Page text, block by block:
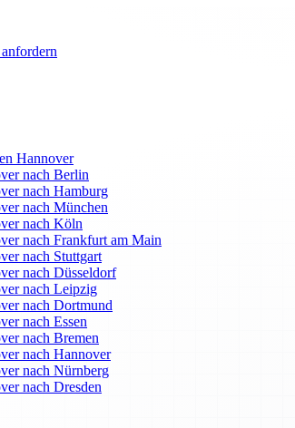
Hannover
nach Berlin
nach Hamburg
nach München
nach Köln
nach Frankfurt am Main
nach Stuttgart
nach Düsseldorf
nach Leipzig
nach Dortmund
nach Essen
nach Bremen
nach Hannover
nach Nürnberg
nach Dresden